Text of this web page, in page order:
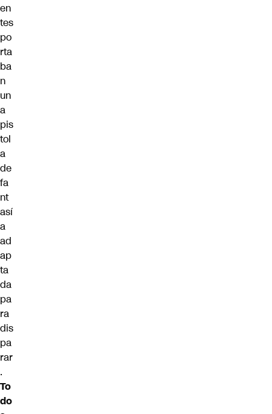
en
tes
po
rta
ba
n
un
a
pis
tol
a
de
fa
nt
así
a
ad
ap
ta
da
pa
ra
dis
pa
rar
.
To
do